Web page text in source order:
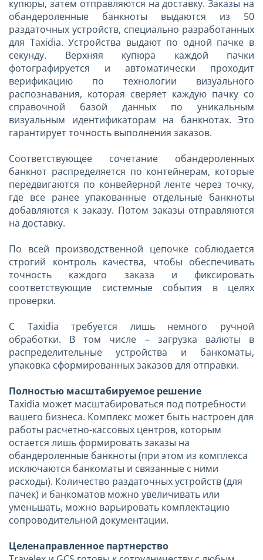
купюры, затем отправляются на доставку. Заказы на
обандероленные банкноты выдаются из 50
раздаточных устройств, специально разработанных
для Taxidia. Устройства выдают по одной пачке в
секунду. Верхняя купюра каждой пачки
фотографируется и автоматически проходит
верификацию по технологии визуального
распознавания, которая сверяет каждую пачку со
справочной базой данных по уникальным
визуальным идентификаторам на банкнотах. Это
гарантирует точность выполнения заказов.
Соответствующее сочетание обандероленных
банкнот распределяется по контейнерам, которые
передвигаются по конвейерной ленте через точку,
где все ранее упакованные отдельные банкноты
добавляются к заказу. Потом заказы отправляются
на доставку.
По всей производственной цепочке соблюдается
строгий контроль качества, чтобы обеспечивать
точность каждого заказа и фиксировать
соответствующие системные события в целях
проверки.
С Taxidia требуется лишь немного ручной
обработки. В том числе – загрузка валюты в
распределительные устройства и банкоматы,
упаковка сформированных заказов для отправки.
Полностью масштабируемое решение
Taxidia может масштабироваться под потребности
вашего бизнеса. Комплекс может быть настроен для
работы расчетно-кассовых центров, которым
остается лишь формировать заказы на
обандероленные банкноты (при этом из комплекса
исключаются банкоматы и связанные с ними
расходы). Количество раздаточных устройств (для
пачек) и банкоматов можно увеличивать или
уменьшать, можно варьировать комплектацию
сопроводительной документации.
Целенаправленное партнерство